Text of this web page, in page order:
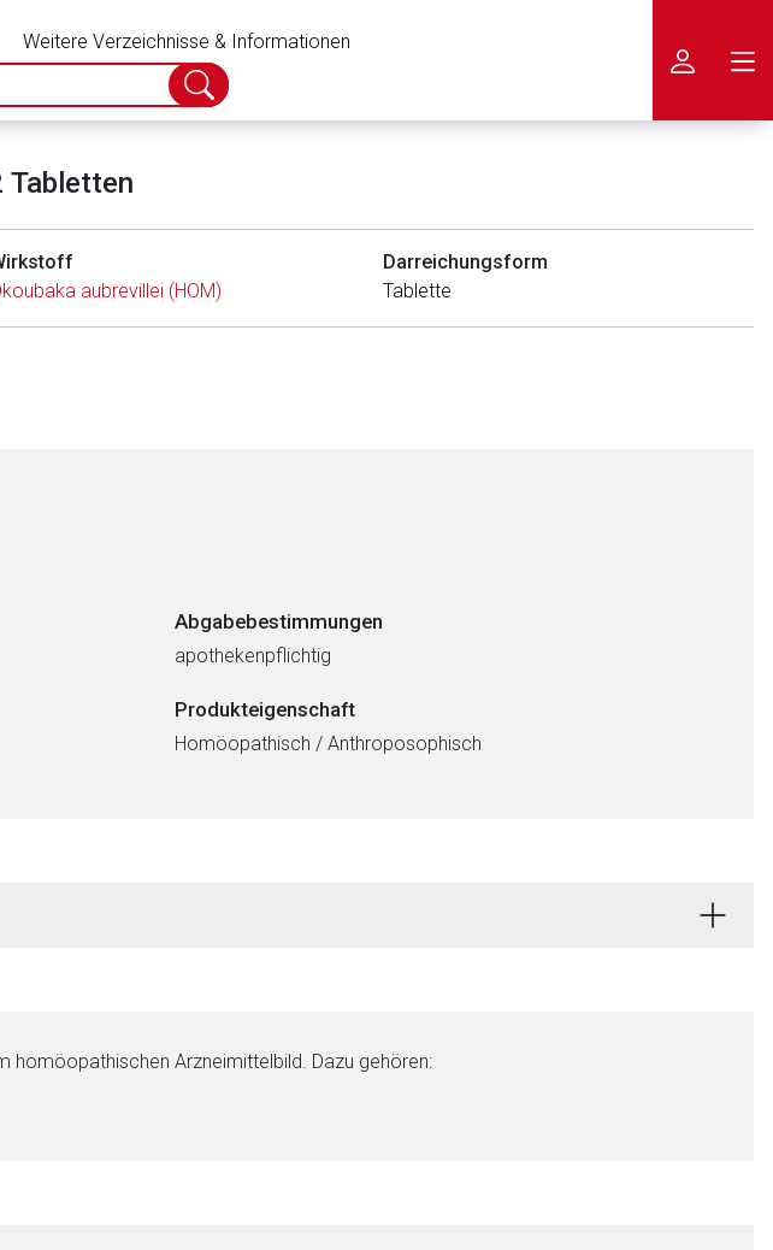
Weitere Verzeichnisse & Informationen
Suche
abschicken
Tabletten
aubrevillei (HOM)
Darreichungsform
Tablette
Abgabebestimmungen
apothekenpflichtig
Produkteigenschaft
Homöopathisch / Anthroposophisch
homöopathischen Arzneimittelbild. Dazu gehören: